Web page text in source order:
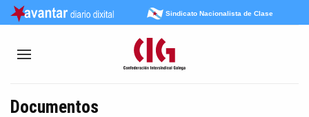
Sindicato Nacionalista de Clase
Documentos